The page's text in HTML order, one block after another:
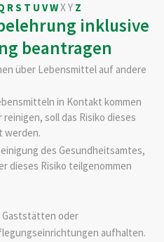
RS T U VWXY Z
inklusive
beantragen
über Lebensmittel auf andere
in Kontakt kommen
soll das Risiko dieses
werden.
des Gesundheitsamtes,
dieses Risiko teilgenommen
Gaststätten oder
aufhalten.